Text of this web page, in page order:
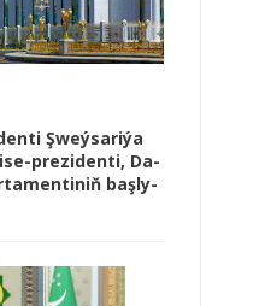
Şweý­sa­ri­ýa
prezidenti, Da­
baş­ly­